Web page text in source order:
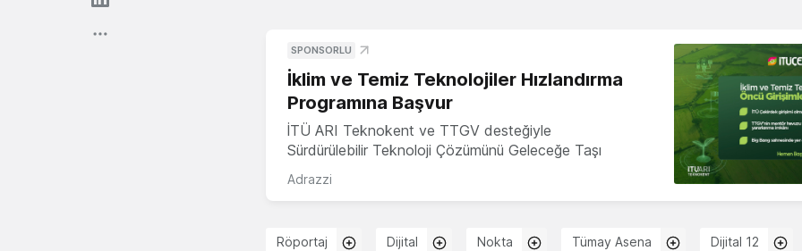
SPONSORLU
İklim ve Temiz Teknolojiler Hızlandırma
Programına Başvur
İTÜ ARI Teknokent ve TTGV desteğiyle
Sürdürülebilir Teknoloji Çözümünü Geleceğe Taşı
Adrazzi
Röportaj Dijital Nokta Tümay Asena Dijital 12